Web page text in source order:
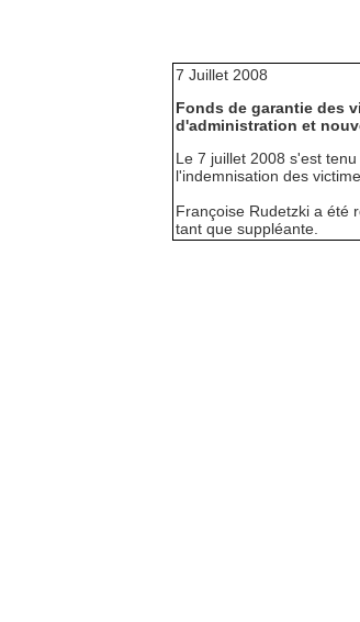
7 Juillet 2008
Fonds de garantie des
d'administration et
Le 7 juillet 2008 s'est
l'indemnisation des
Françoise Rudetzki a été
tant que suppléante.